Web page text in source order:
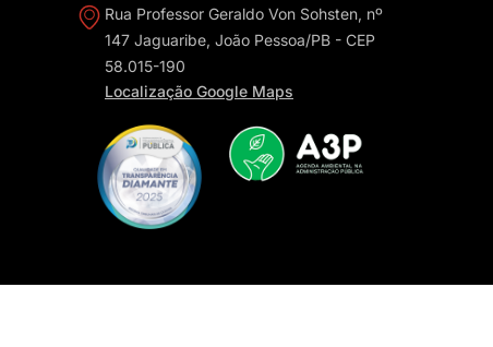
Rua Professor Geraldo Von Sohsten, nº
147 Jaguaribe, João Pessoa/PB - CEP
58.015-190
Localização Google Maps